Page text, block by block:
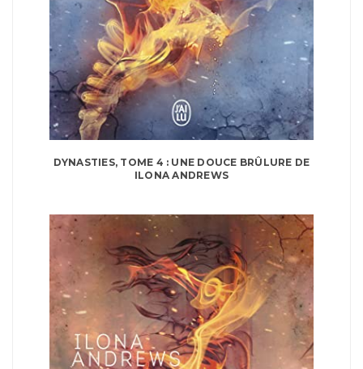
DYNASTIES, TOME 4 : UNE DOUCE BRÛLURE DE
ILONA ANDREWS